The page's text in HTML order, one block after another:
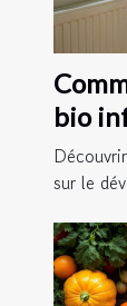
bio
sur le